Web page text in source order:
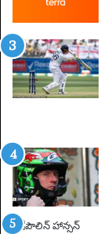
వే
ది
క
లు
యు
ము
ఖ్య
సం
ఘ
ట